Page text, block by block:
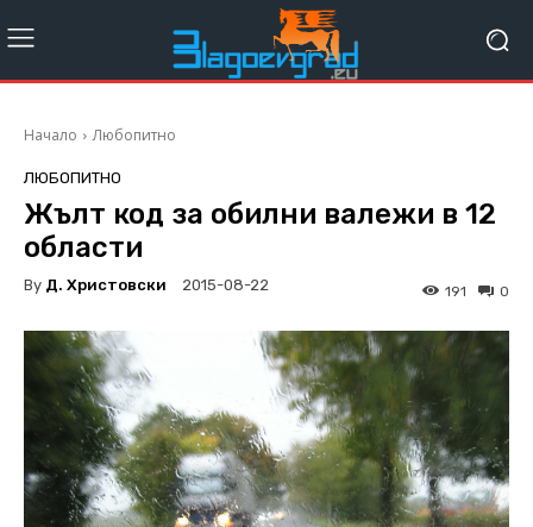
Начало Любопитно
ЛЮБОПИТНО
Жълт код за обилни валежи в 12
области
By Д. Христовски 2015-08-22 0
191